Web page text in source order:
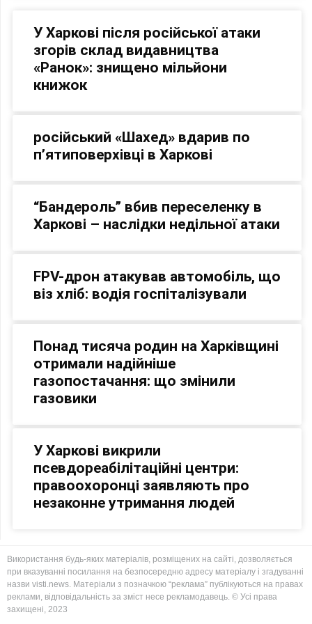
У Харкові після російської атаки
згорів склад видавництва
«Ранок»: знищено мільйони
книжок
російський «Шахед» вдарив по
п’ятиповерхівці в Харкові
“Бандероль” вбив переселенку в
Харкові – наслідки недільної атаки
FPV-дрон атакував автомобіль, що
віз хліб: водія госпіталізували
Понад тисяча родин на Харківщині
отримали надійніше
газопостачання: що змінили
газовики
У Харкові викрили
псевдореабілітаційні центри:
правоохоронці заявляють про
незаконне утримання людей
Використання будь-яких матеріалів, розміщених на сайті, дозволяється
при вказуванні посилання на безпосередню адресу матеріалу і згадуванні
назви visti.news. Матеріали з позначкою “реклама” публікуються на правах
реклами, відповідальність за зміст несе рекламодавець. © Усі права
захищені, 2023